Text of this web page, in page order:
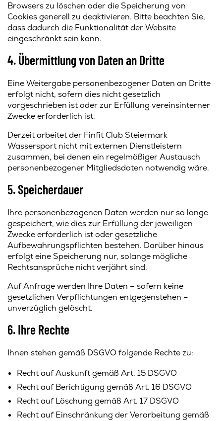
Browsers zu löschen oder die Speicherung von
Cookies generell zu deaktivieren. Bitte beachten Sie,
dass dadurch die Funktionalität der Website
eingeschränkt sein kann.
4. Übermittlung von Daten an Dritte
Eine Weitergabe personenbezogener Daten an Dritte
erfolgt nicht, sofern dies nicht gesetzlich
vorgeschrieben ist oder zur Erfüllung vereinsinterner
Zwecke erforderlich ist.
Derzeit arbeitet der Finfit Club Steiermark
Wassersport nicht mit externen Dienstleistern
zusammen, bei denen ein regelmäßiger Austausch
personenbezogener Mitgliedsdaten notwendig wäre.
5. Speicherdauer
Ihre personenbezogenen Daten werden nur so lange
gespeichert, wie dies zur Erfüllung der jeweiligen
Zwecke erforderlich ist oder gesetzliche
Aufbewahrungspflichten bestehen. Darüber hinaus
erfolgt eine Speicherung nur, solange mögliche
Rechtsansprüche nicht verjährt sind.
Auf Anfrage werden Ihre Daten – sofern keine
gesetzlichen Verpflichtungen entgegenstehen –
unverzüglich gelöscht.
6. Ihre Rechte
Ihnen stehen gemäß DSGVO folgende Rechte zu:
Recht auf Auskunft gemäß Art. 15 DSGVO
Recht auf Berichtigung gemäß Art. 16 DSGVO
Recht auf Löschung gemäß Art. 17 DSGVO
Recht auf Einschränkung der Verarbeitung gemäß